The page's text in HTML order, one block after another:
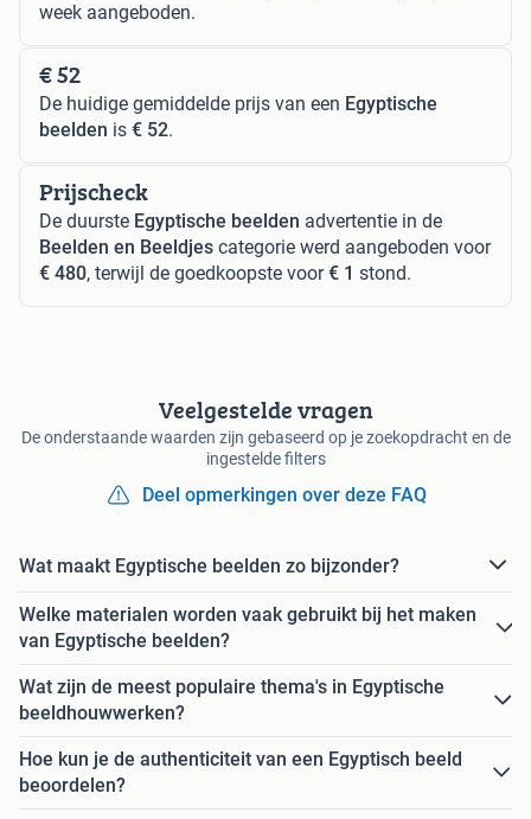
week aangeboden.
€ 52
De huidige gemiddelde prijs van een Egyptische
beelden is € 52.
Prijscheck
De duurste Egyptische beelden advertentie in de
Beelden en Beeldjes categorie werd aangeboden voor
€ 480, terwijl de goedkoopste voor€ 1 stond.
Veelgestelde vragen
De onderstaande waarden zijn gebaseerd op je zoekopdracht en de
ingestelde filters
Deel opmerkingen over deze FAQ
Wat maakt Egyptische beelden zo bijzonder?
Welke materialen worden vaak gebruikt bij het maken
van Egyptische beelden?
Wat zijn de meest populaire thema's in Egyptische
beeldhouwwerken?
Hoe kun je de authenticiteit van een Egyptisch beeld
beoordelen?